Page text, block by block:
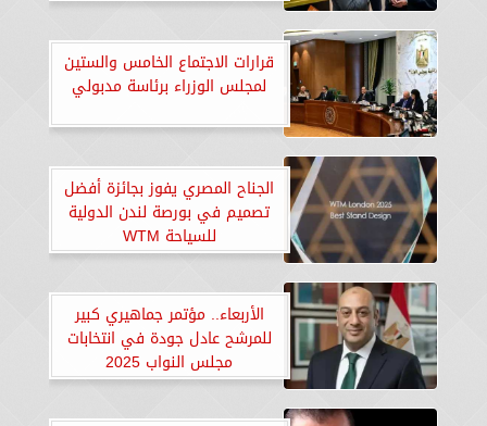
قرارات الاجتماع الخامس والستين
لمجلس الوزراء برئاسة مدبولي
الجناح المصري يفوز بجائزة أفضل
تصميم في بورصة لندن الدولية
للسياحة WTM
الأربعاء.. مؤتمر جماهيري كبير
للمرشح عادل جودة في انتخابات
مجلس النواب 2025